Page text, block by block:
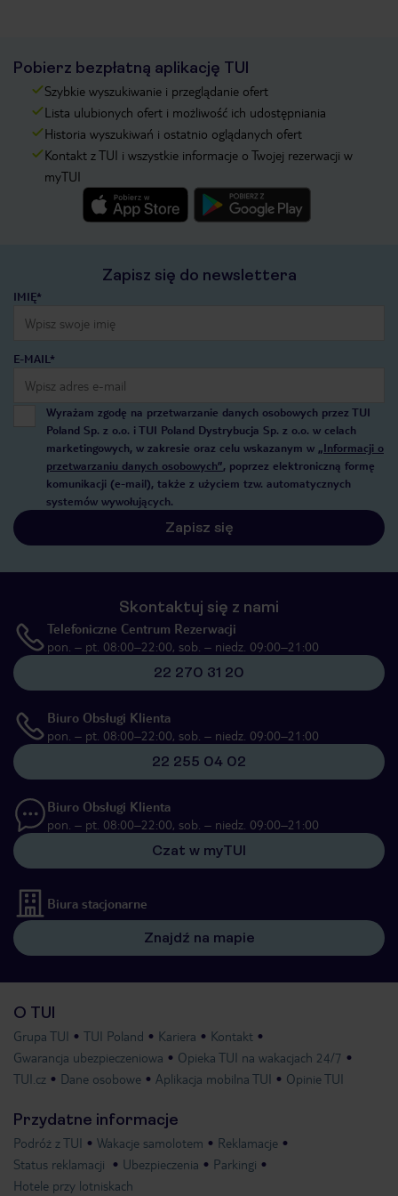
Pobierz bezpłatną aplikację TUI
Szybkie wyszukiwanie i przeglądanie ofert
Lista ulubionych ofert i możliwość ich udostępniania
Historia wyszukiwań i ostatnio oglądanych ofert
Kontakt z TUI i wszystkie informacje o Twojej rezerwacji w
myTUI
Zapisz się do newslettera
IMIĘ*
E-MAIL*
Wyrażam zgodę na przetwarzanie danych osobowych przez TUI
Poland Sp. z o.o. i TUI Poland Dystrybucja Sp. z o.o. w celach
marketingowych, w zakresie oraz celu wskazanym w „Informacji o
przetwarzaniu danych osobowych”, poprzez elektroniczną formę
komunikacji (e-mail), także z użyciem tzw. automatycznych
systemów wywołujących.
Zapisz się
Skontaktuj się z nami
Telefoniczne Centrum Rezerwacji
pon. – pt. 08:00–22:00, sob. – niedz. 09:00–21:00
22 270 31 20
Biuro Obsługi Klienta
pon. – pt. 08:00–22:00, sob. – niedz. 09:00–21:00
22 255 04 02
Biuro Obsługi Klienta
pon. – pt. 08:00–22:00, sob. – niedz. 09:00–21:00
Czat w myTUI
Biura stacjonarne
Znajdź na mapie
O TUI
Grupa TUI TUI Poland Kariera
Kontakt
Gwarancja ubezpieczeniowa
Opieka TUI na wakacjach 24/7
TUI.cz
Dane osobowe Aplikacja mobilna TUI Opinie TUI
Przydatne informacje
Podróż z TUI Wakacje samolotem
Reklamacje
Status reklamacji
Ubezpieczenia
Parkingi
Hotele przy lotniskach